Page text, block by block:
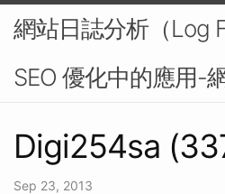
網站日誌分析（Log
SEO 優化中的應用-
Digi254sa
Sep 23, 2013